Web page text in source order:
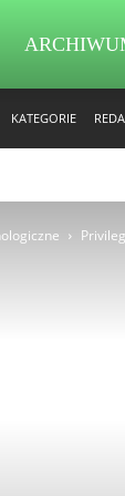
KATEGORIE